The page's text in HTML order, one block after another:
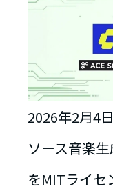
2026年2月4
ソース音楽生
をMITライセ